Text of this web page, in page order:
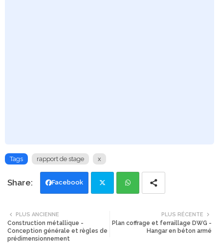
Tags rapport de stage x
Facebook
ats
PLUS RÉCENTE
Plan coffrage et ferraillage DWG -
Hangar en béton armé
PLUS ANCIENNE
Construction métallique -
Conception générale et règles de
prédimensionnement